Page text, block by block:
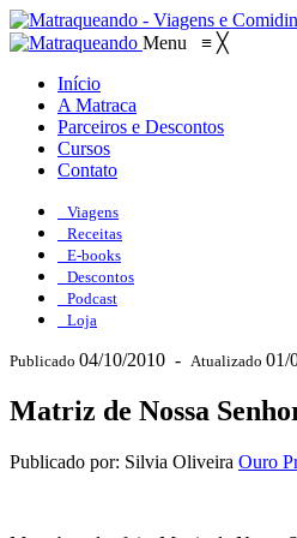
Menu ≡ ╳
Início
A Matraca
Parceiros e Descontos
Cursos
Contato
Viagens
Receitas
E-books
Descontos
Podcast
Loja
Publicado 04/10/2010 - Atualizado 01/
Matriz de Nossa
Publicado por: Silvia Oliveira Ouro